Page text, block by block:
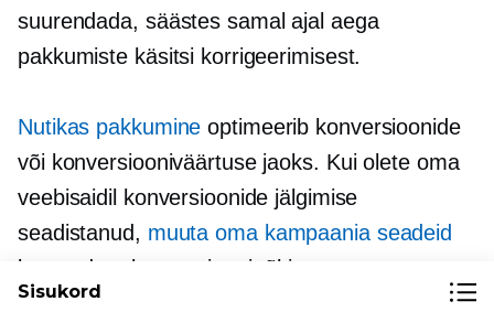
suurendada, säästes samal ajal aega
pakkumiste käsitsi korrigeerimisest.
Nutikas pakkumine optimeerib konversioonide
või konversiooniväärtuse jaoks. Kui olete oma
veebisaidil konversioonide jälgimise
seadistanud, muuta oma kampaania seadeid
kasutada a konversioonipõhine
pakkumisstrateegia.
Sisukord